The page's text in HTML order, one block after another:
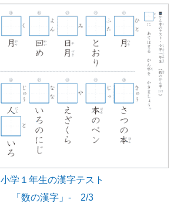
小学１年生の漢字テスト
「数の漢字」- 2/3